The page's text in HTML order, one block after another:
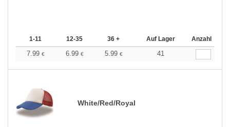
1-11 12-35 36 + Auf Lager Anzahl
7.99 € 6.99 € 5.99 € 41
White/Red/Royal